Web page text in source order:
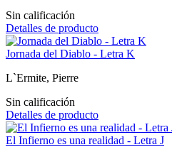
Sin calificación
Detalles de producto
Jornada del Diablo - Letra K
L`Ermite, Pierre
Sin calificación
Detalles de producto
El Infierno es una realidad - Letra J